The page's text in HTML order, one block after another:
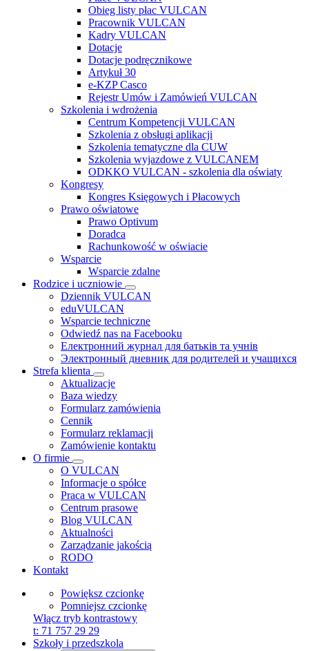
Obieg listy płac VULCAN
Pracownik VULCAN
Kadry VULCAN
Dotacje
Dotacje podręcznikowe
Artykuł 30
e-KZP Casco
Rejestr Umów i Zamówień VULCAN
Szkolenia i wdrożenia
Centrum Kompetencji VULCAN
Szkolenia z obsługi aplikacji
Szkolenia tematyczne dla CUW
Szkolenia wyjazdowe z VULCANEM
ODKKO VULCAN - szkolenia dla oświaty
Kongresy
Kongres Księgowych i Płacowych
Prawo oświatowe
Prawo Optivum
Doradca
Rachunkowość w oświacie
Wsparcie
Wsparcie zdalne
Rodzice i uczniowie
Dziennik VULCAN
eduVULCAN
Wsparcie techniczne
Odwiedź nas na Facebooku
Електронний журнал для батьків та учнів
Электронный дневник для родителей и учащихся
Strefa klienta
Aktualizacje
Baza wiedzy
Formularz zamówienia
Cennik
Formularz reklamacji
Zamówienie kontaktu
O firmie
O VULCAN
Informacje o spółce
Praca w VULCAN
Centrum prasowe
Blog VULCAN
Aktualności
Zarządzanie jakością
RODO
Kontakt
Powiększ czcionkę
Pomniejsz czcionkę
Włącz tryb kontrastowy
t: 71 757 29 29
Szkoły i przedszkola